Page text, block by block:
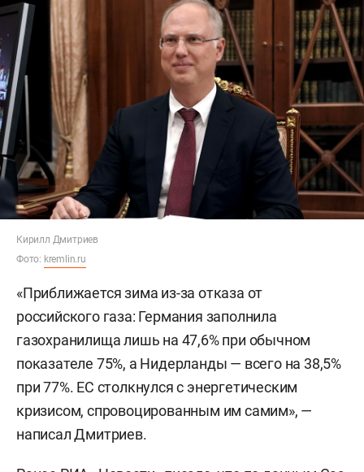
Кирилл Дмитриев
Фото: kremlin.ru
«Приближается зима из-за отказа от
российского газа: Германия заполнила
газохранилища лишь на 47,6% при обычном
показателе 75%, а Нидерланды — всего на 38,5%
при 77%. ЕС столкнулся с энергетическим
кризисом, спровоцированным им самим», —
написал Дмитриев.